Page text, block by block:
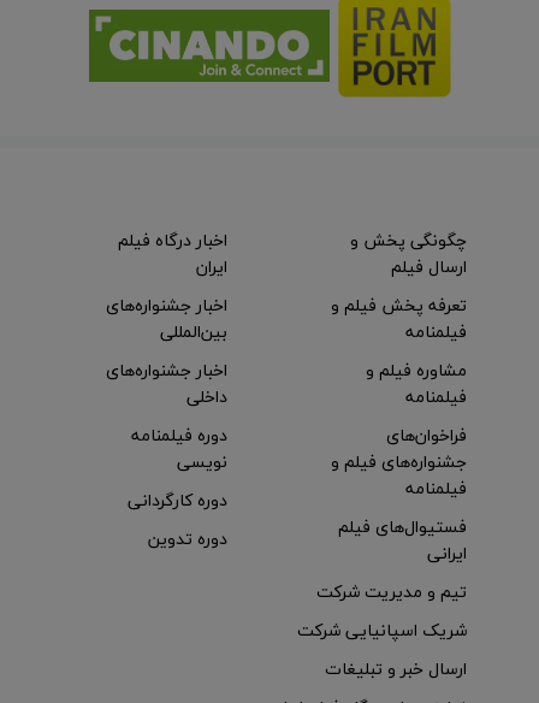
چگونگی پخش و
ارسال فیلم
تعرفه پخش فیلم و
فیلمنامه
مشاوره فیلم و
فیلمنامه
اخبار درگاه فیلم
ایران
اخبار جشنواره‌های
بین‌المللی
اخبار جشنواره‌های
داخلی
فراخوان‌های
جشنواره‌های فیلم و
فیلمنامه
فستیوال‌های فیلم
ایرانی
دوره فیلمنامه
نویسی
دوره کارگردانی
دوره تدوین
تیم و مدیریت شرکت
شریک اسپانیایی شرکت
ارسال خبر و تبلیغات